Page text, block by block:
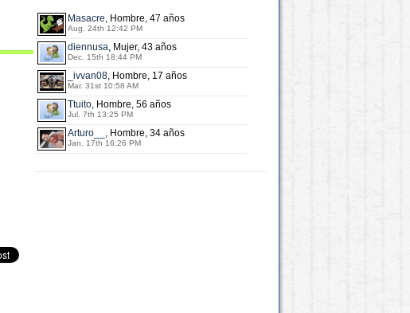
Masacre, Hombre, 47 años
Aug. 24th 12:42 PM
diennusa, Mujer, 43 años
Dec. 15th 18:44 PM
_ivvan08, Hombre, 17 años
Mar. 31st 10:58 AM
Ttuito, Hombre, 56 años
Jul. 7th 13:25 PM
Arturo__ , Hombre, 34 años
Jan. 17th 16:26 PM